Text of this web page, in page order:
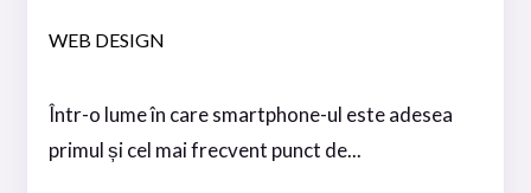
WEB DESIGN
Într-o lume în care smartphone-ul este adesea
primul și cel mai frecvent punct de...